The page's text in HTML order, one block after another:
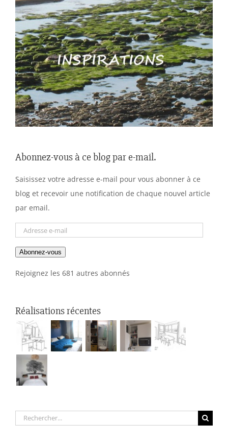
Abonnez-vous à ce blog par e-mail.
Saisissez votre adresse e-mail pour vous abonner à ce
blog et recevoir une notification de chaque nouvel article
par email.
Adresse
mail
Abonnez-vous
Rejoignez les 681 autres abonnés
Réalisations récentes
Rechercher: